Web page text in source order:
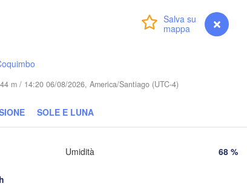
myVentusky Previsione
m / 14:20 06/08/2026, America/Santiago (UTC-4)
SOLE E LUNA
Umidità 68 %
Campo Grande